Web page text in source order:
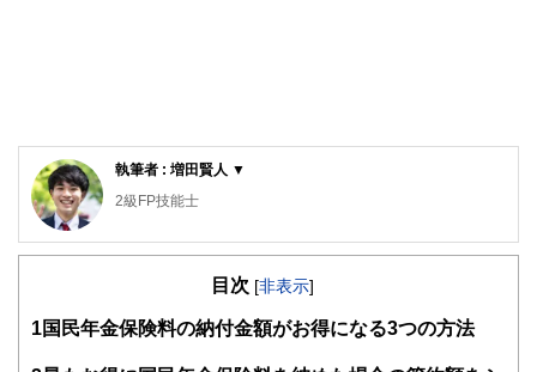
執筆者 : 増田賢人 ▼
2級FP技能士
FP2級技能士。青山学院大学教育人間科学部卒。在学時から
その後、上場企業へ入社し、Webマーケティング担当として
身。「お金の知識は知ってるだけで得する」という経験を幾
目次 [非表示]
1国民年金保険料の納付金額がお得になる3つの方法